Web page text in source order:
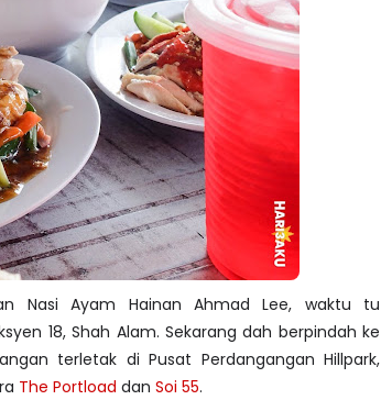
Nasi Ayam Hainan Ahmad Lee, waktu tu
18, Shah Alam. Sekarang dah berpindah ke
terletak di Pusat Perdangangan Hillpark,
The Portload danSoi 55.